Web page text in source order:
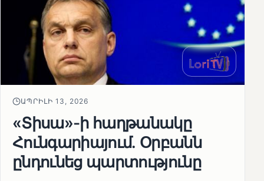
ԱՊՐԻԼԻ 13, 2026
«Տիսա»-ի հաղթանակը
Հունգարիայում․ Օրբանն
ընդունեց պարտությունը